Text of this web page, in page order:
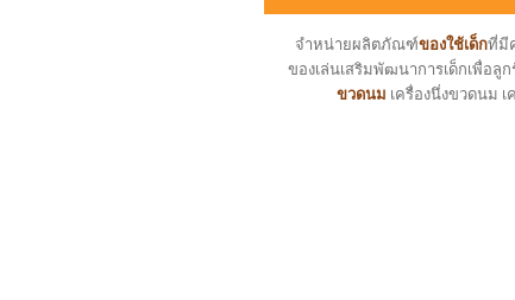
จำหน่ายผลิตภัณฑ์ของใช้เด็กที่มี
ของเล่นเสริมพัฒนาการเด็กเพื่อลู
ขวดนม เครื่องนึ่งขวดนม